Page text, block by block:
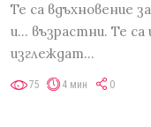
Те са вдъхновение
и... възрастни. Те
изглеждат…
75 4 мин 0